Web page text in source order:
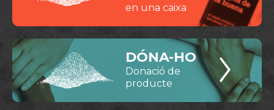
en una caixa
DÓNA-HO
Donació de
producte